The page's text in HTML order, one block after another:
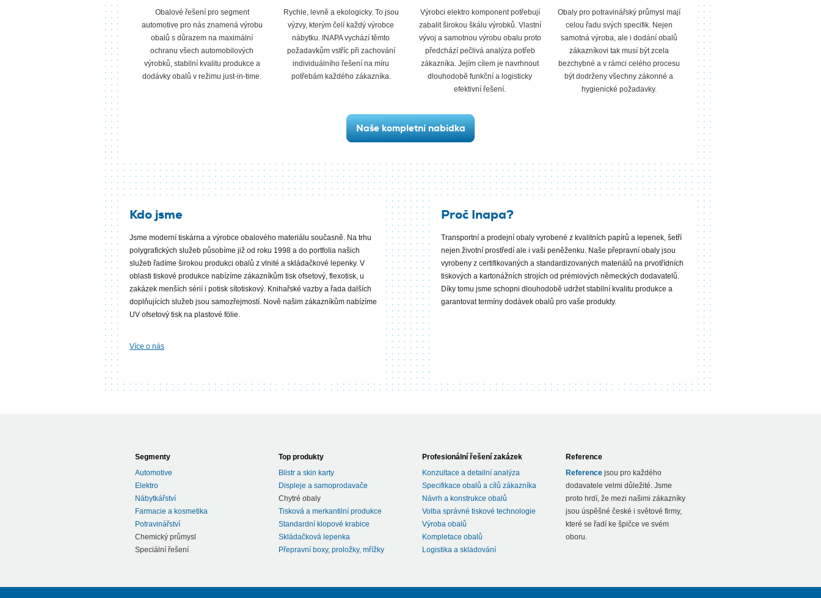
Obalové řešení pro segment
automotive pro nás znamená výrobu
obalů s důrazem na maximální
ochranu všech automobilových
výrobků, stabilní kvalitu produkce a
dodávky obalů v režimu just-in-time.
Rychle, levně a ekologicky. To jsou
výzvy, kterým čelí každý výrobce
nábytku. INAPA vychází těmto
požadavkům vstříc při zachování
individuálního řešení na míru
potřebám každého zákazníka.
Výrobci elektro komponent potřebují
zabalit širokou škálu výrobků. Vlastní
vývoj a samotnou výrobu obalu proto
předchází pečlivá analýza potřeb
zákazníka. Jejím cílem je navrhnout
dlouhodobě funkční a logisticky
efektivní řešení.
Obaly pro potravinářský průmysl mají
celou řadu svých specifik. Nejen
samotná výroba, ale i dodání obalů
zákazníkovi tak musí být zcela
bezchybné a v rámci celého procesu
být dodrženy všechny zákonné a
hygienické požadavky.
Naše kompletní nabídka
Kdo jsme
Jsme moderní tiskárna a výrobce obalového materiálu současně. Na trhu
polygrafických služeb působíme již od roku 1998 a do portfolia našich
služeb řadíme širokou produkci obalů z vlnité a skládačkové lepenky. V
oblasti tiskové produkce nabízíme zákazníkům tisk ofsetový, flexotisk, u
zakázek menších sérií i potisk sítotiskový. Knihařské vazby a řada dalších
doplňujících služeb jsou samozřejmostí. Nově našim zákazníkům nabízíme
UV ofsetový tisk na plastové fölie.
Více o nás
Proč Inapa?
Transportní a prodejní obaly vyrobené z kvalitních papírů a lepenek, šetří
nejen životní prostředí ale i vaši peněženku. Naše přepravní obaly jsou
vyrobeny z certifikovaných a standardizovaných materiálů na prvotřídních
tiskových a kartonážních strojích od prémiových německých dodavatelů.
Díky tomu jsme schopni dlouhodobě udržet stabilní kvalitu produkce a
garantovat termíny dodávek obalů pro vaše produkty.
Segmenty
Automotive
Elektro
Nábytkářství
Farmacie a kosmetika
Potravinářství
Chemický průmysl
Speciální řešení
Top produkty
Blistr a skin karty
Displeje a samoprodavače
Chytré obaly
Tisková a merkantilní produkce
Standardní klopové krabice
Skládačková lepenka
Přepravní boxy, proložky, mřížky
Profesionální řešení zakázek
Konzultace a detailní analýza
Specifikace obalů a cílů zákazníka
Návrh a konstrukce obalů
Volba správné tiskové technologie
Výroba obalů
Kompletace obalů
Logistika a skladování
Reference
Referencejsou pro každého
dodavatele velmi důležité. Jsme
proto hrdí, že mezi našimi zákazníky
jsou úspěšné české i světové firmy,
které se řadí ke špičce ve svém
oboru.